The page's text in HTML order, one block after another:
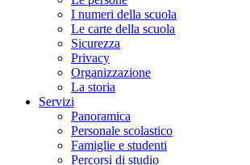
I numeri della scuola
Le carte della scuola
Sicurezza
Privacy
Organizzazione
La storia
Servizi
Panoramica
Personale scolastico
Famiglie e studenti
Percorsi di studio